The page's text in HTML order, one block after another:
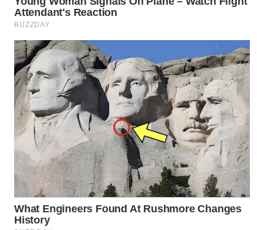
SERIBU
TANGERANG
WN
BINJAI
WN
CIREBON
WN
INDRAMAYU
WN
KUNINGAN